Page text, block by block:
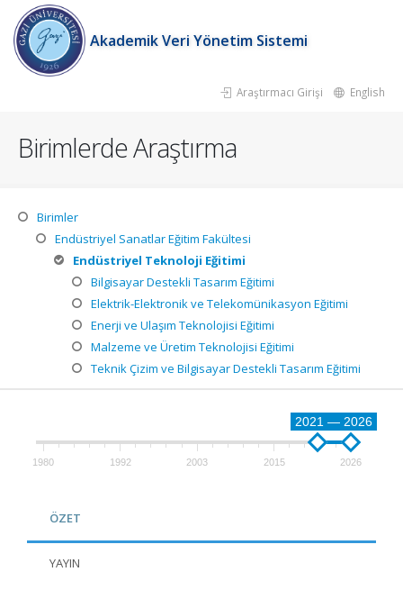
Akademik Veri Yönetim Sistemi
Araştırmacı Girişi English
Birimlerde Araştırma
Birimler
Endüstriyel Sanatlar Eğitim Fakültesi
Endüstriyel Teknoloji Eğitimi
Bilgisayar Destekli Tasarım Eğitimi
Elektrik-Elektronik ve Telekomünikasyon Eğitimi
Enerji ve Ulaşım Teknolojisi Eğitimi
Malzeme ve Üretim Teknolojisi Eğitimi
Teknik Çizim ve Bilgisayar Destekli Tasarım Eğitimi
2021 — 2026
1980 1992 2003 2015 2026
ÖZET
YAYIN